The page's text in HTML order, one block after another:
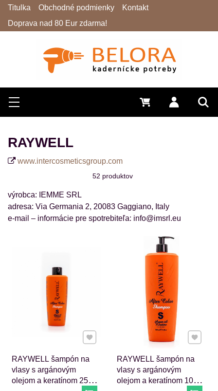
Hľadať
Menu Prihlásiť
0 €
Titulka Obchodné podmienky
Kontakt
Doprava nad 80 Eur zdarma!
RAYWELL
www.intercosmeticsgroup.com
52 produktov
výrobca: IEMME SRL
adresa: Via Germania 2, 20083 Gaggiano, Italy
e-mail – informácie pre spotrebiteľa: info@imsrl.eu
RAYWELL šampón na
vlasy s argánovým
olejom a keratínom 250
Pridať k Obľúbeným
RAYWELL šampón na
vlasy s argánovým
olejom a keratínom 1000
Pridať